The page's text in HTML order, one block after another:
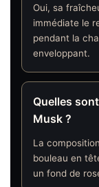
Oui, sa
immédiate le
pendant la
enveloppant.
Quelles
Musk ?
La
bouleau en
un fond de